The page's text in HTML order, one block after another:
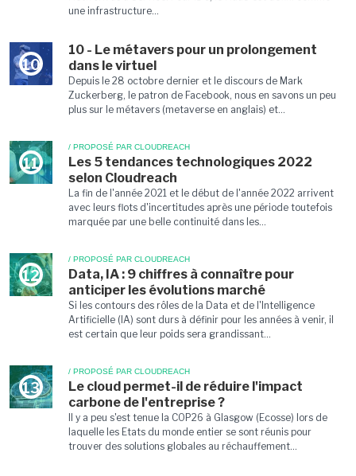
une infrastructure...
10
10 - Le métavers pour un prolongement
dans le virtuel
Depuis le 28 octobre dernier et le discours de Mark
Zuckerberg, le patron de Facebook, nous en savons un peu
plus sur le métavers (metaverse en anglais) et...
11
/ PROPOSÉ PAR CLOUDREACH
Les 5 tendances technologiques 2022
selon Cloudreach
La fin de l'année 2021 et le début de l'année 2022 arrivent
avec leurs flots d'incertitudes après une période toutefois
marquée par une belle continuité dans les...
12
/ PROPOSÉ PAR CLOUDREACH
Data, IA : 9 chiffres à connaître pour
anticiper les évolutions marché
Si les contours des rôles de la Data et de l'Intelligence
Artificielle (IA) sont durs à définir pour les années à venir, il
est certain que leur poids sera grandissant...
13
/ PROPOSÉ PAR CLOUDREACH
Le cloud permet-il de réduire l'impact
carbone de l'entreprise ?
Il y a peu s'est tenue la COP26 à Glasgow (Ecosse) lors de
laquelle les Etats du monde entier se sont réunis pour
trouver des solutions globales au réchauffement...